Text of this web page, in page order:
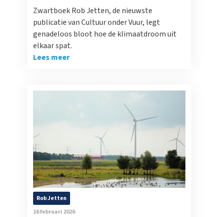
Zwartboek Rob Jetten, de nieuwste
publicatie van Cultuur onder Vuur, legt
genadeloos bloot hoe de klimaatdroom uit
elkaar spat.
Lees meer
Rob Jetten
16 februari 2026